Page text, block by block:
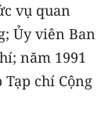
vụ quan
Ủy viên Ban
năm 1991
chí Cộng